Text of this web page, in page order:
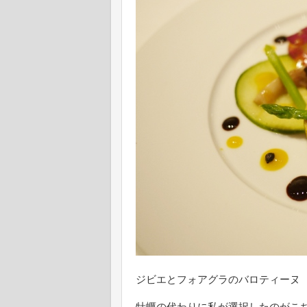
ジビエとフォアグラのバロティー